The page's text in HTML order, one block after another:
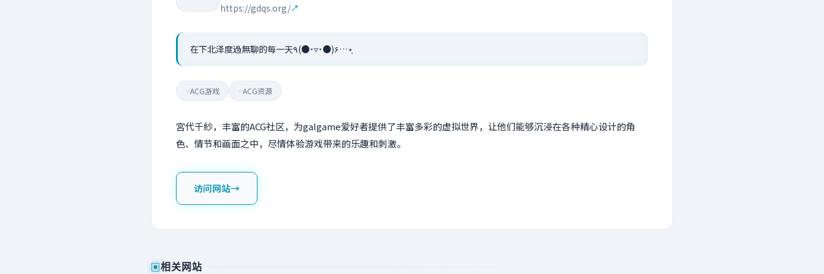
https://gdqs.org/
在下北泽度過無聊的每一天٩(●˙▿˙●)۶…⋆ฺ
ACG游戏 ACG资源
宮代千紗，丰富的ACG社区，为galgame爱好者提供了丰富多彩的虚拟世界，让他们能够沉浸在各种精心设计的角
色、情节和画面之中，尽情体验游戏带来的乐趣和刺激。
访问网站→
▣相关网站